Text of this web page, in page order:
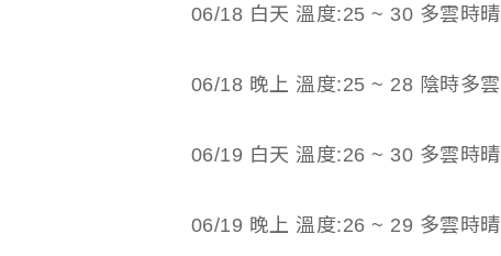
06/18 白天 溫度:25 ~ 30 多雲時晴
06/18 晚上 溫度:25 ~ 28 陰時多雲
06/19 白天 溫度:26 ~ 30 多雲時晴
06/19 晚上 溫度:26 ~ 29 多雲時晴